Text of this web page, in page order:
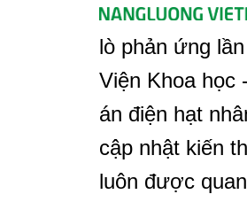
lò phản ứng
Viện Khoa học
án điện hạt
cập nhật kiến
luôn được